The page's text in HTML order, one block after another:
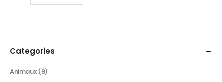
Categories
Animaux (9)